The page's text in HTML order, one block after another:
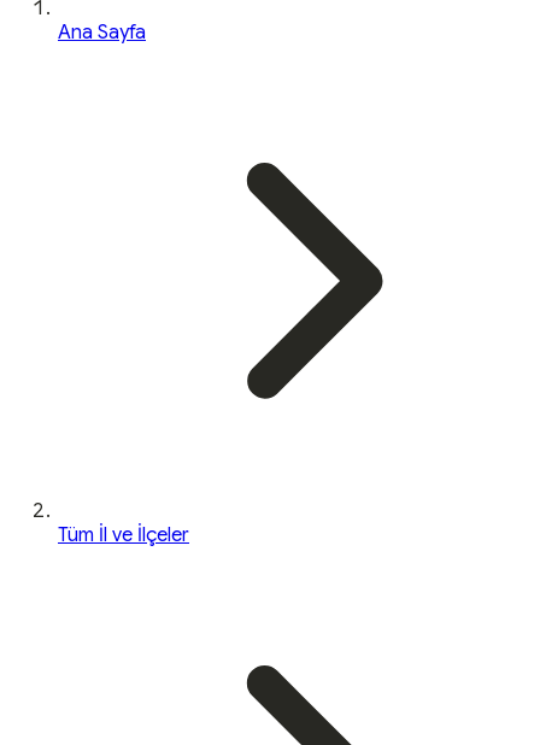
Ana Sayfa
Tüm İl ve İlçeler